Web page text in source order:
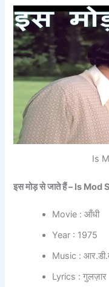
Is
इस मोड़ से जाते हैं –Is Mod
Movie : आँधी
Year : 1975
Music :
Lyrics : गुलज़ार